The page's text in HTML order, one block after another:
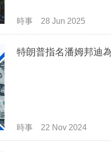
時事 28 Jun 2025
特朗普指名潘姆邦迪
時事 22 Nov 2024